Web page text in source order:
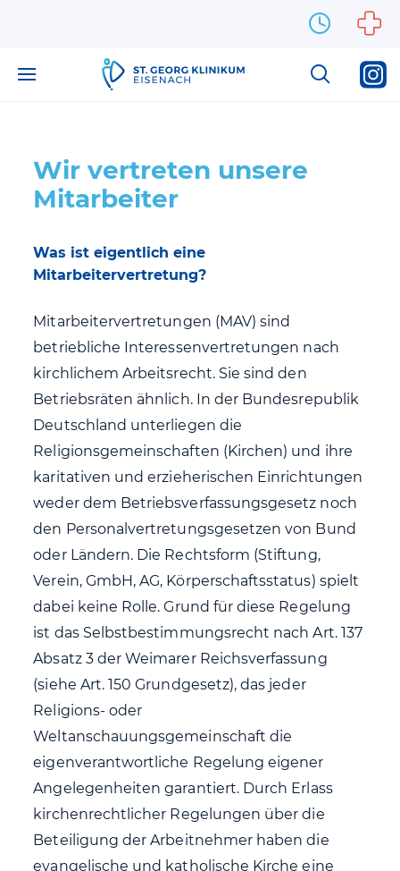
Wir vertreten unsere
Mitarbeiter
Was ist eigentlich eine
Mitarbeitervertretung?
Mitarbeitervertretungen (MAV) sind
betriebliche Interessenvertretungen nach
kirchlichem Arbeitsrecht. Sie sind den
Betriebsräten ähnlich. In der Bundesrepublik
Deutschland unterliegen die
Religionsgemeinschaften (Kirchen) und ihre
karitativen und erzieherischen Einrichtungen
weder dem Betriebsverfassungsgesetz noch
den Personalvertretungsgesetzen von Bund
oder Ländern. Die Rechtsform (Stiftung,
Verein, GmbH, AG, Körperschaftsstatus) spielt
dabei keine Rolle. Grund für diese Regelung
ist das Selbstbestimmungsrecht nach Art. 137
Absatz 3 der Weimarer Reichsverfassung
(siehe Art. 150 Grundgesetz), das jeder
Religions- oder
Weltanschauungsgemeinschaft die
eigenverantwortliche Regelung eigener
Angelegenheiten garantiert. Durch Erlass
kirchenrechtlicher Regelungen über die
Beteiligung der Arbeitnehmer haben die
evangelische und katholische Kirche eine